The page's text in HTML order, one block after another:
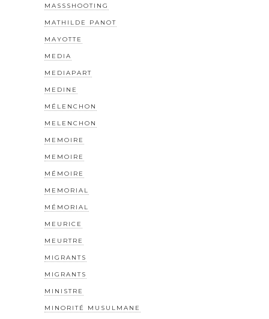
MASSSHOOTING
MATHILDE PANOT
MAYOTTE
MEDIA
MEDIAPART
MEDINE
MÉLENCHON
MELENCHON
MEMOIRE
MEMOIRE
MÉMOIRE
MEMORIAL
MÉMORIAL
MEURICE
MEURTRE
MIGRANTS
MIGRANTS
MINISTRE
MINORITÉ MUSULMANE